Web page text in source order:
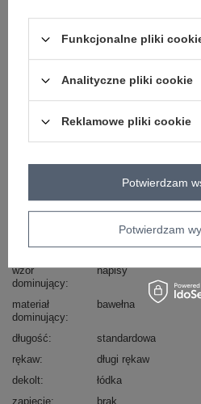
Zadzwoń+48 601 547 740
skład materiału : 100% bawełna
sposób prania : pranie w pralce w 30°C
Kod produktu
WT-BZ-A1143.46
WESTEENE
casual
okazja
codzienne
wzór
dominujący
napisy
materiał
dominujący
bawełna
długość
standardowa
rękaw
długi rękaw
dekolt
łódka
zapięcie
brak
Funkcjonalne pliki
Analityczne pliki cookie
Reklamowe pliki cookie
Potwierdzam
Potwierdzam